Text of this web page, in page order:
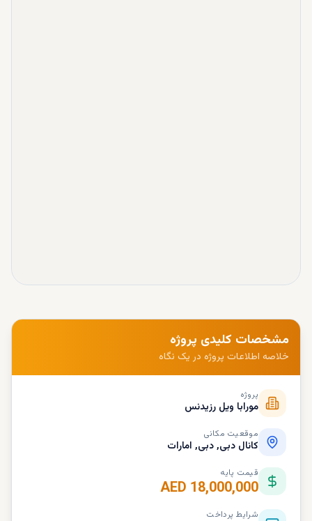
مشخصات کلیدی پروژه
خلاصه اطلاعات پروژه در یک نگاه
پروژه
مورابا ویل رزیدنس
موقعیت مکانی
کانال دبی, دبی, امارات
قیمت پایه
AED 18,000,000
شرایط پرداخت